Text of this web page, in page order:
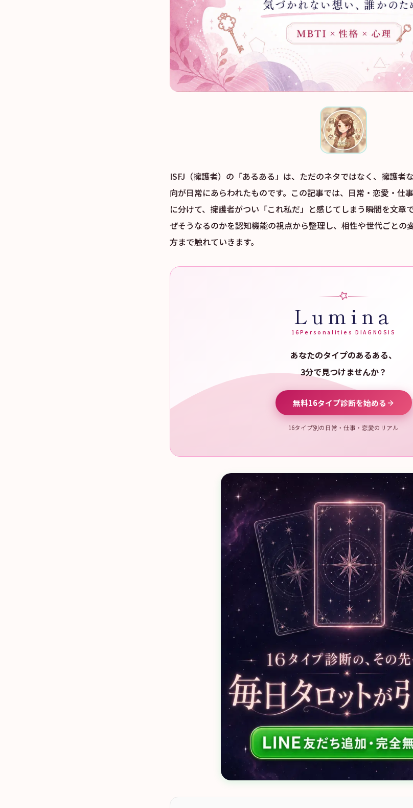
ISFJ（擁護者）の「あるある」は、ただのネタではなく、擁護者
向が日常にあらわれたものです。この記事では、日常・恋愛・仕
に分けて、擁護者がつい「これ私だ」と感じてしまう瞬間を文章
ぜそうなるのかを認知機能の視点から整理し、相性や世代ごとの
方まで触れていきます。
Lumina
16Personalities DIAGNOSIS
あなたのタイプのあるある、
3分で見つけませんか？
無料16タイプ診断を始める
16タイプ別の日常・仕事・恋愛のリアル